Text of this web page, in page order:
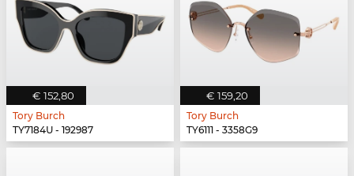
€ 152,80
Tory Burch
TY7184U - 192987
€ 159,20
Tory Burch
TY6111 - 3358G9